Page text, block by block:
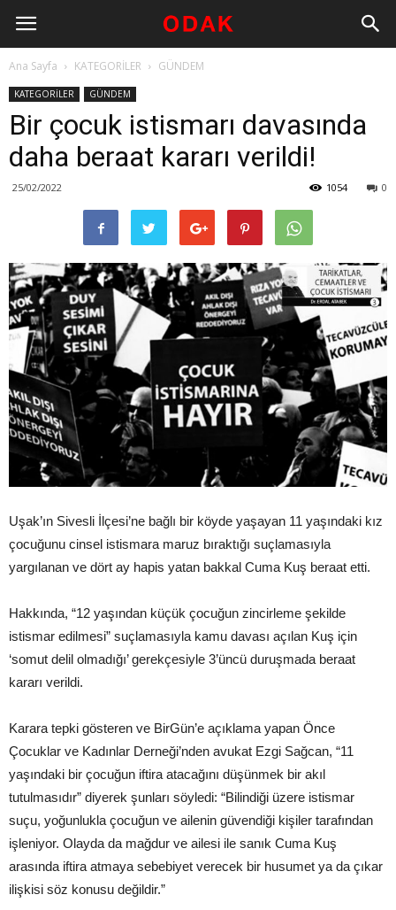
Ana Sayfa KATEGORİLER GÜNDEM
KATEGORİLER GÜNDEM
Bir çocuk istismarı davasında
daha beraat kararı verildi!
25/02/2022 0
1054
Uşak’ın Sivesli İlçesi’ne bağlı bir köyde yaşayan 11 yaşındaki kız
çocuğunu cinsel istismara maruz bıraktığı suçlamasıyla
yargılanan ve dört ay hapis yatan bakkal Cuma Kuş beraat etti.
Hakkında, “12 yaşından küçük çocuğun zincirleme şekilde
istismar edilmesi” suçlamasıyla kamu davası açılan Kuş için
‘somut delil olmadığı’ gerekçesiyle 3’üncü duruşmada beraat
kararı verildi.
Karara tepki gösteren ve BirGün’e açıklama yapan Önce
Çocuklar ve Kadınlar Derneği’nden avukat Ezgi Sağcan, “11
yaşındaki bir çocuğun iftira atacağını düşünmek bir akıl
tutulmasıdır” diyerek şunları söyledi: “Bilindiği üzere istismar
suçu, yoğunlukla çocuğun ve ailenin güvendiği kişiler tarafından
işleniyor. Olayda da mağdur ve ailesi ile sanık Cuma Kuş
arasında iftira atmaya sebebiyet verecek bir husumet ya da çıkar
ilişkisi söz konusu değildir.”